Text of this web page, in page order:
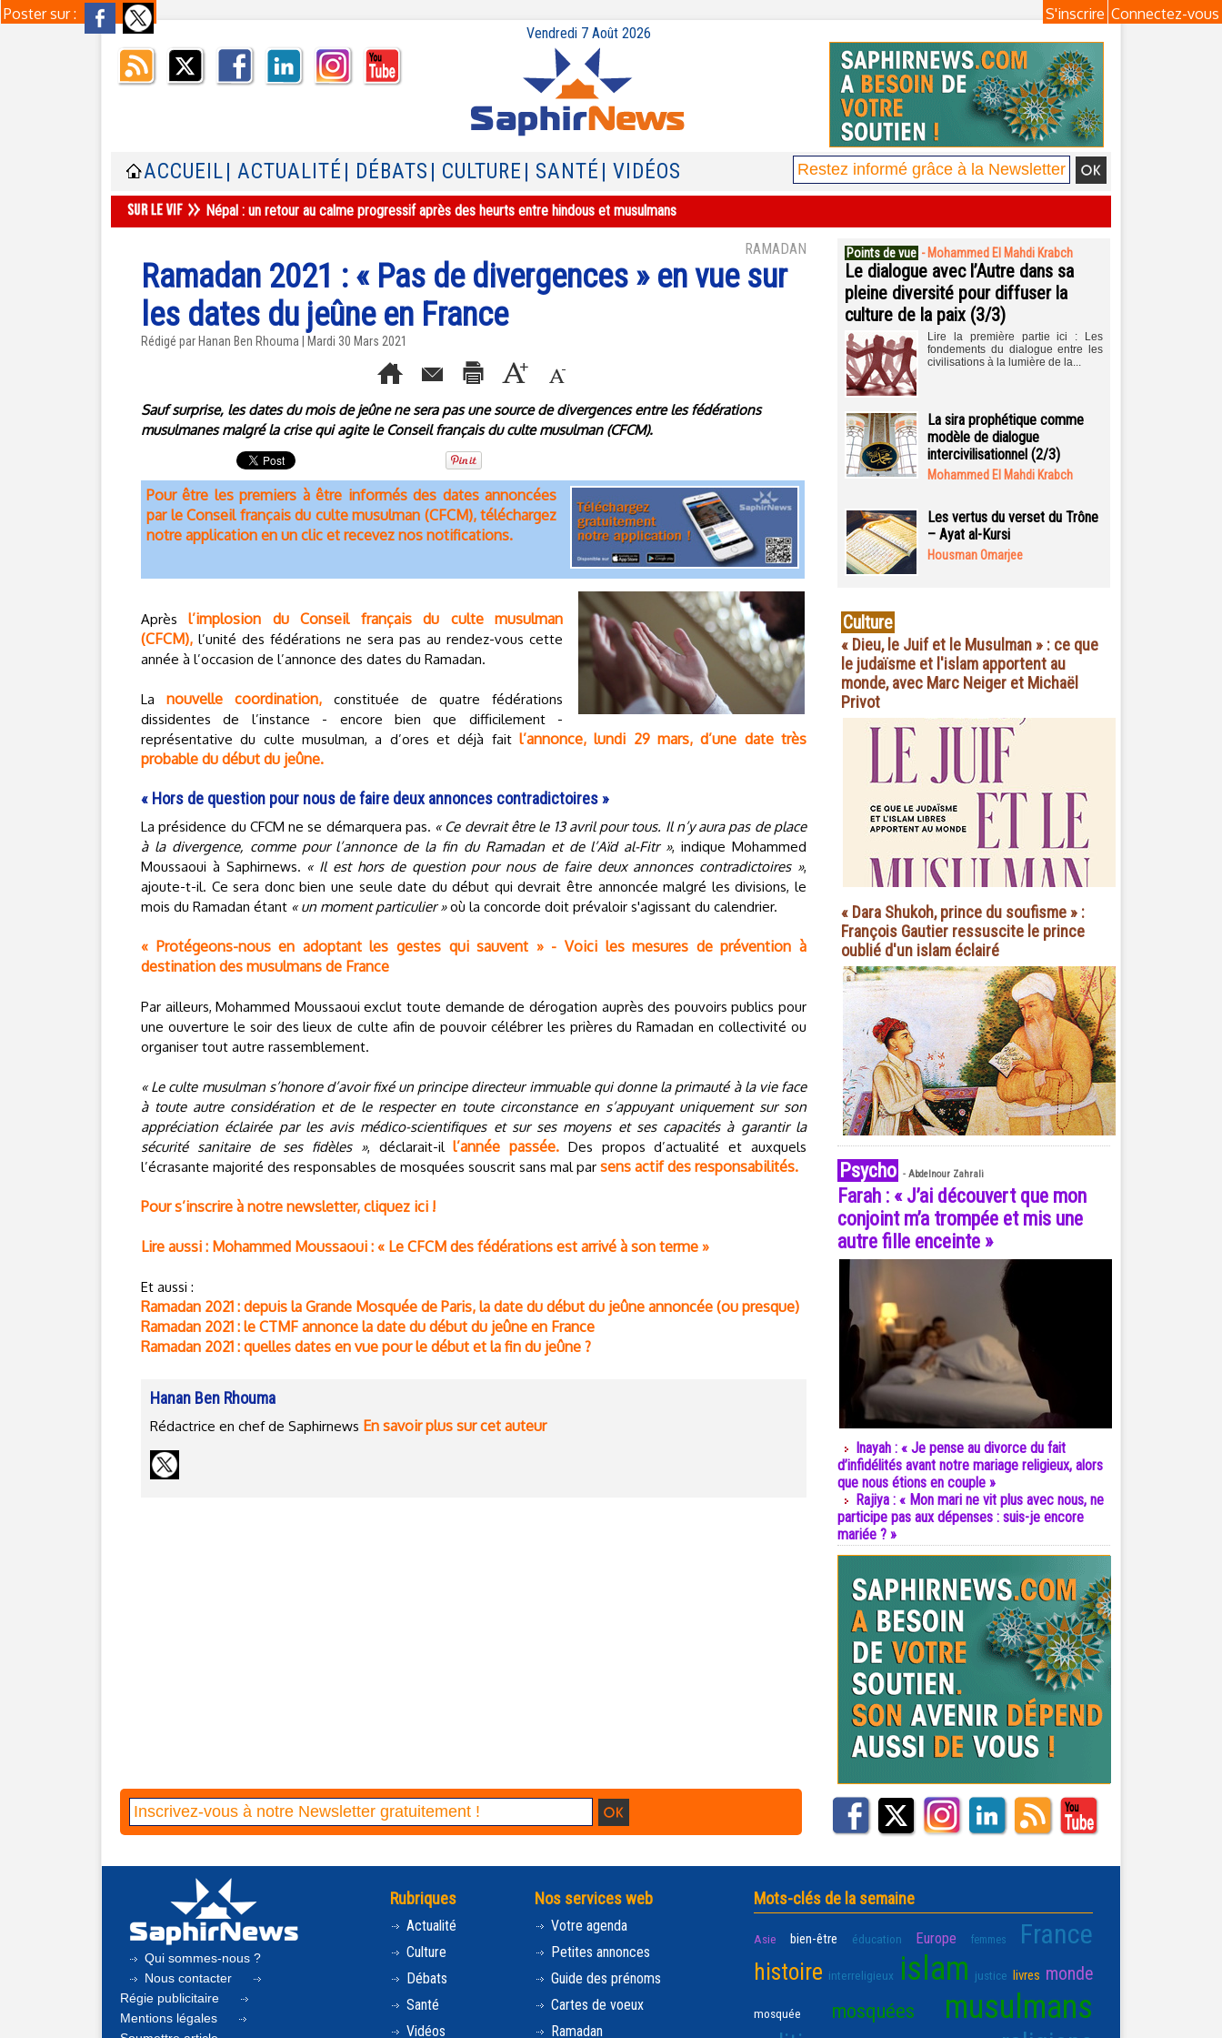
Poster sur : Connectez-vous
S'inscrire
Vendredi 7 Août 2026
ACCUEIL | ACTUALITÉ | DÉBATS | CULTURE | SANTÉ | VIDÉOS
Népal : un retour au calme progressif après des heurts entre hindous et musulmans
RAMADAN
Ramadan 2021 : « Pas de divergences » en vue sur
les dates du jeûne en France
Rédigé par Hanan Ben Rhouma | Mardi 30 Mars 2021
Sauf surprise, les dates du mois de jeûne ne sera pas une source de divergences entre les fédérations
musulmanes malgré la crise qui agite le Conseil français du culte musulman (CFCM).
Pour être les premiers à être informés des dates annoncées
par le Conseil français du culte musulman (CFCM), téléchargez
notre application en un clic et recevez nos notifications.
Aprèsl’implosion du Conseil français du culte musulman
(CFCM), l’unité des fédérations ne sera pas au rendez-vous cette
année à l’occasion de l’annonce des dates du Ramadan.
La nouvelle coordination, constituée de quatre fédérations
dissidentes de l’instance - encore bien que difficilement -
représentative du culte musulman, a d’ores et déjà fait l’annonce, lundi 29 mars, d’une date très
probable du début du jeûne.
« Hors de question pour nous de faire deux annonces contradictoires »
La présidence du CFCM ne se démarquera pas. « Ce devrait être le 13 avril pour tous. Il n’y aura pas de place
à la divergence, comme pour l’annonce de la fin du Ramadan et de l’Aïd al-Fitr », indique Mohammed
Moussaoui à Saphirnews. « Il est hors de question pour nous de faire deux annonces contradictoires »,
ajoute-t-il. Ce sera donc bien une seule date du début qui devrait être annoncée malgré les divisions, le
mois du Ramadan étant « un moment particulier »où la concorde doit prévaloir s'agissant du calendrier.
« Protégeons-nous en adoptant les gestes qui sauvent » - Voici les mesures de prévention à
destination des musulmans de France
Par ailleurs, Mohammed Moussaoui exclut toute demande de dérogation auprès des pouvoirs publics pour
une ouverture le soir des lieux de culte afin de pouvoir célébrer les prières du Ramadan en collectivité ou
organiser tout autre rassemblement.
« Le culte musulman s’honore d’avoir fixé un principe directeur immuable qui donne la primauté à la vie face
à toute autre considération et de le respecter en toute circonstance en s’appuyant uniquement sur son
appréciation éclairée par les avis médico-scientifiques et sur ses moyens et ses capacités à garantir la
sécurité sanitaire de ses fidèles », déclarait-ill’année passée. Des propos d’actualité et auxquels
l’écrasante majorité des responsables de mosquées souscrit sans mal par sens actif des responsabilités.
Pour s’inscrire à notre newsletter, cliquez ici !
Lire aussi : Mohammed Moussaoui : « Le CFCM des fédérations est arrivé à son terme »
Et aussi :
Ramadan 2021 : depuis la Grande Mosquée de Paris, la date du début du jeûne annoncée (ou presque)
Ramadan 2021 : le CTMF annonce la date du début du jeûne en France
Ramadan 2021 : quelles dates en vue pour le début et la fin du jeûne ?
Hanan Ben Rhouma
Rédactrice en chef de Saphirnews En savoir plus sur cet auteur
Points de vue - Mohammed El Mahdi Krabch
Le dialogue avec l’Autre dans sa
pleine diversité pour diffuser la
culture de la paix (3/3)
Lire la première partie ici : Les
fondements du dialogue entre les
civilisations à la lumière de la...
La sira prophétique comme
modèle de dialogue
intercivilisationnel (2/3)
Mohammed El Mahdi Krabch
Les vertus du verset du Trône
– Ayat al-Kursi
Housman Omarjee
Culture
« Dieu, le Juif et le Musulman » : ce que
le judaïsme et l'islam apportent au
monde, avec Marc Neiger et Michaël
Privot
« Dara Shukoh, prince du soufisme » :
François Gautier ressuscite le prince
oublié d'un islam éclairé
Psycho - Abdelnour Zahrali
Farah : « J’ai découvert que mon
conjoint m’a trompée et mis une
autre fille enceinte »
Inayah : « Je pense au divorce du fait
d’infidélités avant notre mariage religieux, alors
que nous étions en couple »
Rajiya : « Mon mari ne vit plus avec nous, ne
participe pas aux dépenses : suis-je encore
mariée ? »
Qui sommes-nous ?
Nous contacter
Régie publicitaire
Mentions légales
Rubriques
Actualité
Culture
Débats
Santé
Vidéos
Nos services web
Votre agenda
Petites annonces
Guide des prénoms
Cartes de voeux
Ramadan
Mots-clés de la semaine
Asie bien-être éducation Europe femmes France
histoire interreligieux islam justice livres monde
mosquée mosquées musulmans